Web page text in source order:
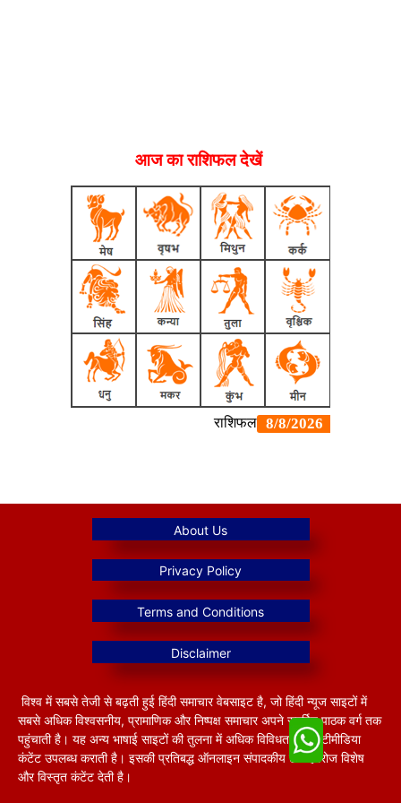
आज का राशिफल देखें
विश्व में सबसे तेजी से बढ़ती हुई हिंदी समाचार वेबसाइट है, जो हिंदी न्यूज साइटों में
सबसे अधिक विश्वसनीय, प्रामाणिक और निष्पक्ष समाचार अपने समर्पित पाठक वर्ग तक
पहुंचाती है। यह अन्य भाषाई साइटों की तुलना में अधिक विविधतापूर्ण मल्टीमीडिया
कंटेंट उपलब्ध कराती है। इसकी प्रतिबद्ध ऑनलाइन संपादकीय टीम हररोज विशेष
और विस्तृत कंटेंट देती है।